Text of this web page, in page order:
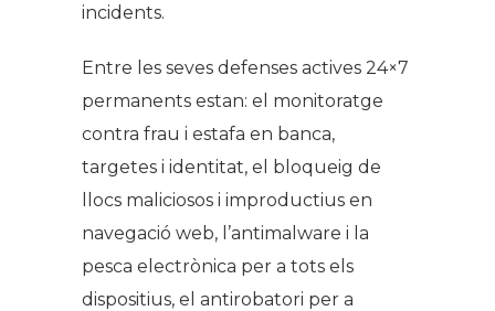
incidents.
Entre les seves defenses actives 24×7
permanents estan: el monitoratge
contra frau i estafa en banca,
targetes i identitat, el bloqueig de
llocs maliciosos i improductius en
navegació web, l’antimalware i la
pesca electrònica per a tots els
dispositius, el antirobatori per a